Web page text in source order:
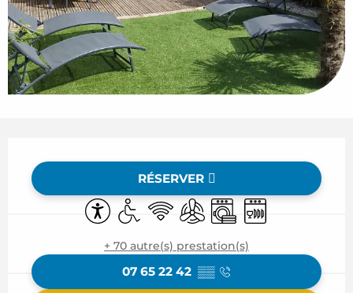
RÉSERVER
Accessibilité
Accès handicapés
WiFi Air conditionné
Lave lingeLave vaisselle
+ 70 autre(s) prestation(s)
07 65 22 42 ▒▒